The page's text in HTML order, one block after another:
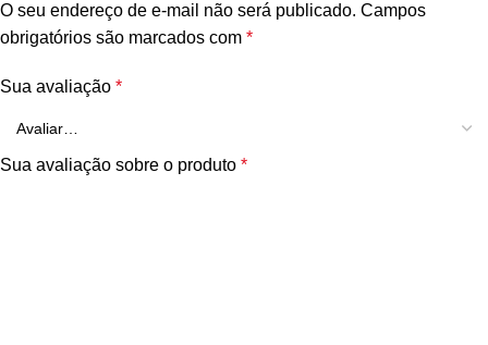
O seu endereço de e-mail não será publicado. Campos
obrigatórios são marcados com *
Sua avaliação *
Sua avaliação sobre o produto *